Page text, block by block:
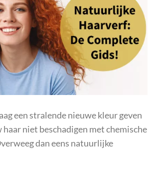
een stralende nieuwe kleur geven
niet beschadigen met chemische
dan eens natuurlijke